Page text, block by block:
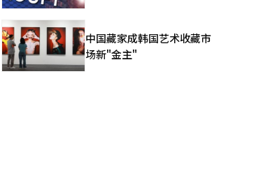
中国藏家成韩国艺术收藏市
场新"金主"